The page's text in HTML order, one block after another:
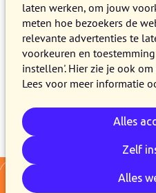
laten werken, om jouw
meten hoe bezoekers de
relevante advertenties te
voorkeuren en
instellen'. Hier zie je ook
Lees voor meer informatie
Alles
Zelf
Alles
Vanaf 7 januari 2025
het Procurios Platform
2025.01. In dit blog
wat er is verbeterd.
Kopieer link